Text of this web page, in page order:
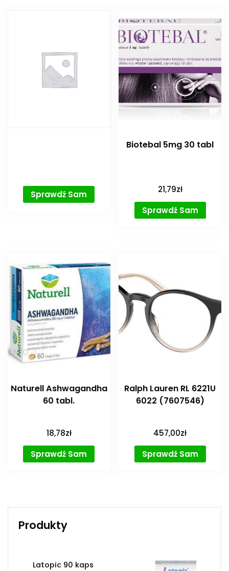
Sprawdź Sam
Biotebal 5mg 30 tabl
21,79zł
Sprawdź Sam
Naturell Ashwagandha
60 tabl.
18,78zł
Sprawdź Sam
Ralph Lauren RL 6221U
6022 (7607546)
457,00zł
Sprawdź Sam
Produkty
Latopic 90 kaps